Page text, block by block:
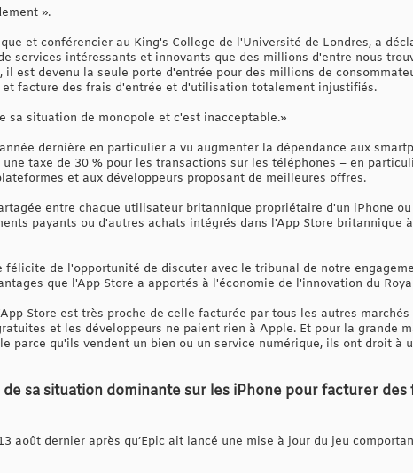
».
et conférencier au King's College de l'Université de Londres, a
services intéressants et innovants que des millions d'entre nous
est devenu la seule porte d'entrée pour des millions de
facture des frais d'entrée et d'utilisation totalement injustifiés.
sa situation de monopole et c'est inacceptable.»
dernière en particulier a vu augmenter la dépendance aux
taxe de 30 % pour les transactions sur les téléphones – en
et aux développeurs proposant de meilleures offres.
entre chaque utilisateur britannique propriétaire d'un iPhone
payants ou d'autres achats intégrés dans l'App Store britannique
félicite de l'opportunité de discuter avec le tribunal de notre
que l'App Store a apportés à l'économie de l'innovation du
Store est très proche de celle facturée par tous les autres marchés
et les développeurs ne paient rien à Apple. Et pour la grande
parce qu'ils vendent un bien ou un service numérique, ils ont droit à
sa situation dominante sur les iPhone pour facturer des
août dernier après qu’Epic ait lancé une mise à jour du jeu